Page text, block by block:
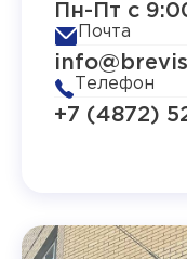
Пн-Пт с
Почта
Телефон
+7 (4872)